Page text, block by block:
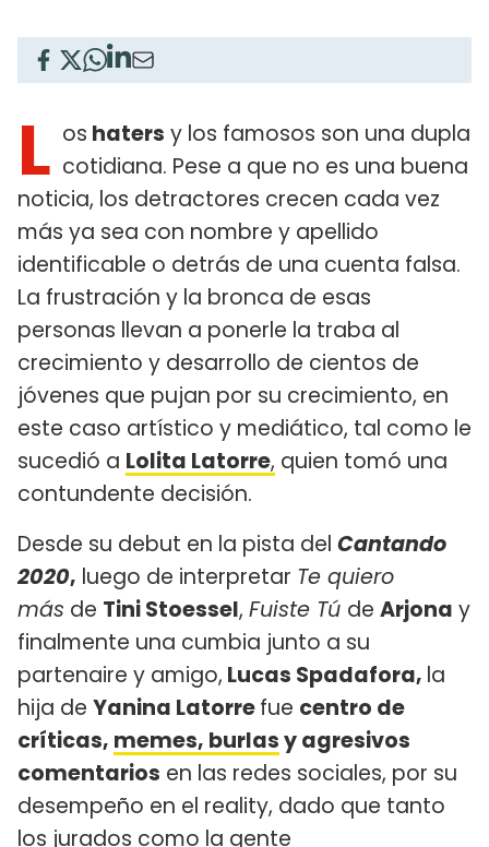
L os haters y los famosos son una dupla
cotidiana. Pese a que no es una buena
noticia, los detractores crecen cada vez
más ya sea con nombre y apellido
identificable o detrás de una cuenta falsa.
La frustración y la bronca de esas
personas llevan a ponerle la traba al
crecimiento y desarrollo de cientos de
jóvenes que pujan por su crecimiento, en
este caso artístico y mediático, tal como le
sucedió a Lolita Latorre, quien tomó una
contundente decisión.
Desde su debut en la pista del Cantando
2020, luego de interpretar Te quiero
más de Tini Stoessel, Fuiste Tú de Arjona y
finalmente una cumbia junto a su
partenaire y amigo, Lucas Spadafora, la
hija de Yanina Latorrefue centro de
críticas, memes, burlasy agresivos
comentarios en las redes sociales, por su
desempeño en el reality, dado que tanto
los jurados como la gente